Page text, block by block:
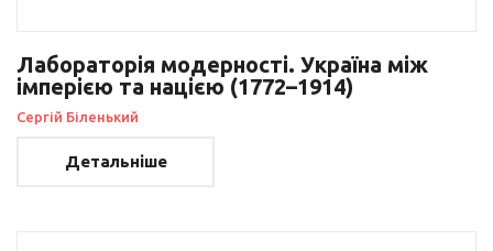
Лабораторія модерності. Україна між
імперією та нацією (1772–1914)
Сергій Біленький
Детальніше